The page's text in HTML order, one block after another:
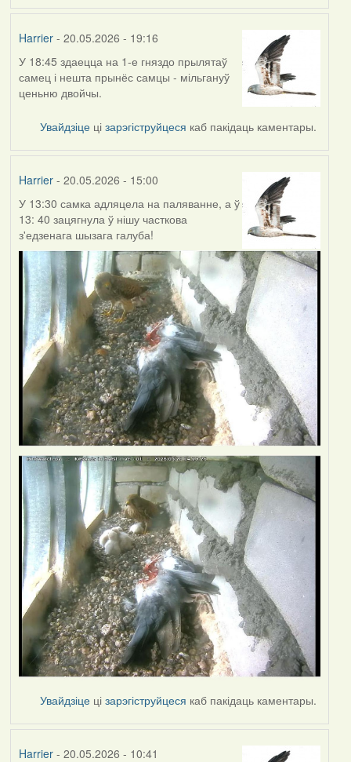
Harrier- 20.05.2026 - 19:16
У 18:45 здаецца на 1-е гняздо прылятаў
самец і нешта прынёс самцы - мільгануў
ценьню двойчы.
Увайдзіце цізарэгіструйцеся каб пакідаць каментары.
Harrier- 20.05.2026 - 15:00
У 13:30 самка адляцела на паляванне, а ў
13: 40 зацягнула ў нішу часткова
з'едзенага шызага галуба!
Увайдзіце цізарэгіструйцеся каб пакідаць каментары.
Harrier- 20.05.2026 - 10:41